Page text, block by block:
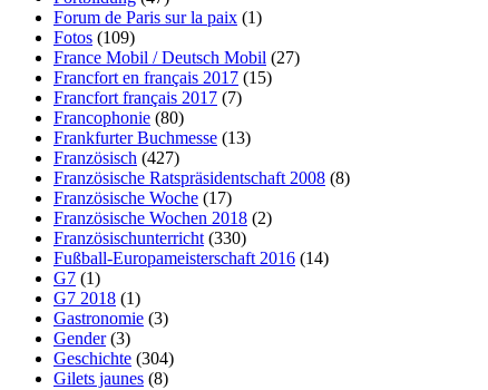
Forum de Paris sur la paix (1)
Fotos (109)
France Mobil / Deutsch Mobil (27)
Francfort en français 2017 (15)
Francfort français 2017 (7)
Francophonie (80)
Frankfurter Buchmesse (13)
Französisch (427)
Französische Ratspräsidentschaft 2008 (8)
Französische Woche (17)
Französische Wochen 2018 (2)
Französischunterricht (330)
Fußball-Europameisterschaft 2016 (14)
G7 (1)
G7 2018 (1)
Gastronomie (3)
Gender(3)
Geschichte (304)
Gilets jaunes (8)